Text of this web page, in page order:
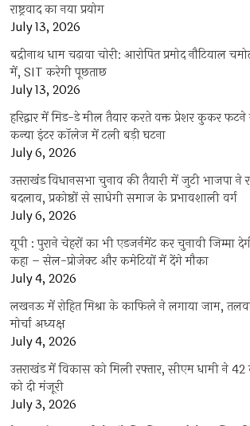
राष्ट्रवाद का नया प्रयोग
July 13, 2026
बद्रीनाथ धाम चढ़ावा चोरी: आरोपित प्रमोद नौटियाल
में, SIT करेगी पूछताछ
July 13, 2026
हरिद्वार में मिड-डे मील तैयार करते वक्त प्रेशर कुकर
कन्या इंटर कॉलेज में टली बड़ी घटना
July 6, 2026
उत्तराखंंड विधानसभा चुनाव की तैयारी में जुटी भाजपा ने
बदलाव, प्रकोष्ठों से साधेगी समाज के प्रभावशाली वर्ग
July 6, 2026
यूपी : पुराने चेहरों का भी एडजर्नमेंट कर चुनावी जिम्मा
कहा – सेल-प्रोजेक्ट और कमेटियों में देंगे मौका
July 4, 2026
लखनऊ में रोहित मिश्रा के काफिले ने लगाया जाम,
मोर्चा अध्यक्ष
July 4, 2026
उत्तराखंड में विकास को मिली रफ्तार, सीएम धामी ने
को दी मंजूरी
July 3, 2026